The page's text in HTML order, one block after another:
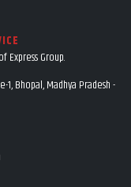
Express Group.
1, Bhopal, Madhya Pradesh -